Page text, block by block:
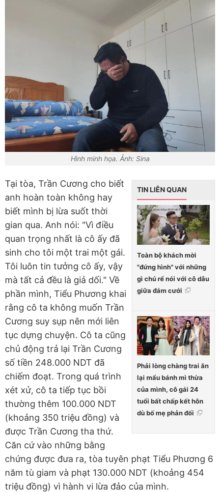
Hình minh họa. Ảnh: Sina
TIN LIÊN QUAN
Toàn bộ khách mời
"đứng hình" với những
gì chú rể nói với cô dâu
giữa đám cưới
Phải lòng chàng trai ăn
lại mẩu bánh mì thừa
của mình, cô gái 24
tuổi bất chấp kết hôn
dù bố mẹ phản đối
Tại tòa, Trần Cương cho biết
anh hoàn toàn không hay
biết mình bị lừa suốt thời
gian qua. Anh nói: "Vì điều
quan trọng nhất là cô ấy đã
sinh cho tôi một trai một gái.
Tôi luôn tin tưởng cô ấy, vậy
mà tất cả đều là giả dối." Về
phần mình, Tiểu Phương khai
rằng cô ta không muốn Trần
Cương suy sụp nên mới liên
tục dựng chuyện. Cô ta cũng
chủ động trả lại Trần Cương
số tiền 248.000 NDT đã
chiếm đoạt. Trong quá trình
xét xử, cô ta tiếp tục bồi
thường thêm 100.000 NDT
(khoảng 350 triệu đồng) và
được Trần Cương tha thứ.
Căn cứ vào những bằng
chứng được đưa ra, tòa tuyên phạt Tiểu Phương 6
năm tù giam và phạt 130.000 NDT (khoảng 454
triệu đồng) vì hành vi lừa đảo của mình.